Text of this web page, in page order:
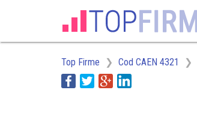
Top Firme Cod CAEN 4321